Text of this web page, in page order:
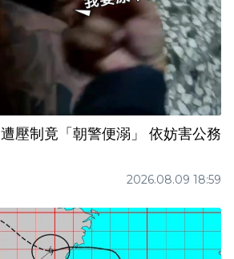
壓制竟「朝警便溺」 依妨害公務
2026.08.09 18:59